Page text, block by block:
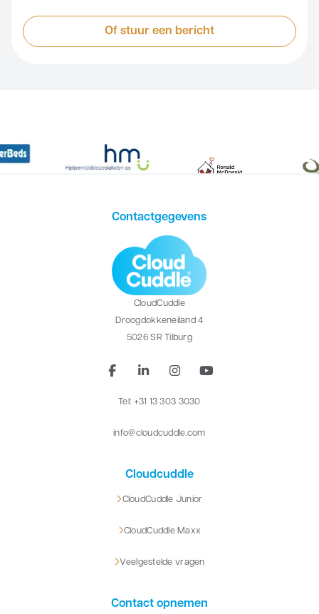
Of stuur een bericht
Contactgegevens
CloudCuddle
Droogdokkeneiland 4
5026 SR Tilburg
Tel: +31 13 303 3030
info@cloudcuddle.com
Cloudcuddle
CloudCuddle Junior
CloudCuddle Maxx
Veelgestelde vragen
Contact opnemen